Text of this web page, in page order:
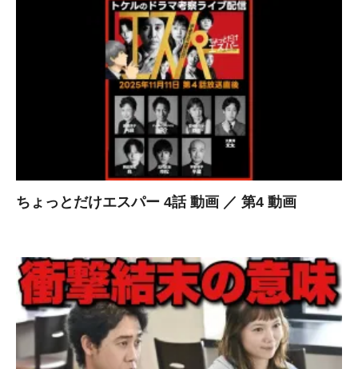
ちょっとだけエスパー 4話 動画 ／ 第4 動画